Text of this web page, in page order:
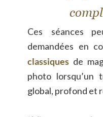
Ces séances
demandées en
classiques de
photo lorsqu’un
global, profond et